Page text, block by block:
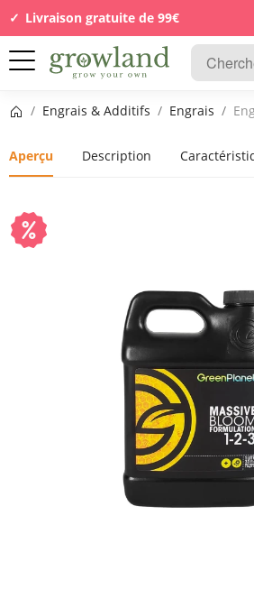
Livraison gratuite de 99€
Page d’accueil
/ Engrais & Additifs / Engrais /
Aperçu Description